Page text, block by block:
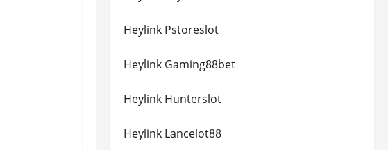
Heylink Pstoreslot
Heylink Gaming88bet
Heylink Hunterslot
Heylink Lancelot88